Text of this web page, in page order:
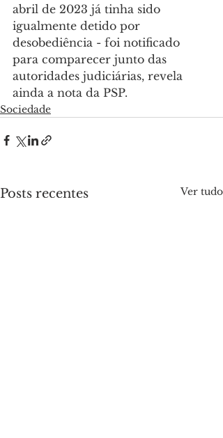
abril de 2023 já tinha sido
igualmente detido por
desobediência - foi notificado
para comparecer junto das
autoridades judiciárias, revela
ainda a nota da PSP.
Sociedade
Posts recentes Ver tudo